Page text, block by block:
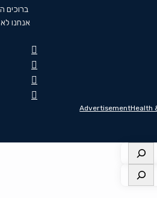
ברוכים
אנחנו
Health
Advertisement